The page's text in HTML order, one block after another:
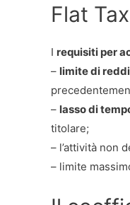
Flat
I requisiti per
– limite di
– lasso di
titolare;
– l’attività non
– limite